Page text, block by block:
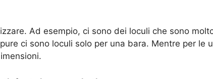
Ad esempio, ci sono dei loculi che sono
ci sono loculi solo per una bara. Mentre per le